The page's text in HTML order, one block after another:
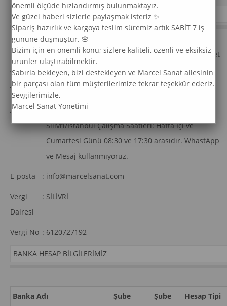
İLETIŞIM
Firma
Adı
: Marcel Oyuncak ve Hediyelik Eşya Sanayi ve Ticaret
Ltd Şti
Telefon : TEL: 0 850 969 33 74
Adres : Mimarsinan Mah. Necati Kartal Çıkmazı no:10 H
Silivri/İstanbul Çalışma Saatleri: Hafta İçi ve
Cumartesi Günü 08:30 ve 17:30 arasıdır. WhastApp
ve Mesaj kullanmıyoruz.
E-posta : info@marcelsanat.com
Vergi
Dairesi
: SİLİVRİ
Vergi No : 6120727192
BANKA HESAP BILGILERIMIZ
Banka Adı
Şube
Şube
Hesap Tipi
önemli ölçüde hızlandırmış bulunmaktayız.
Ve güzel haberi sizlerle paylaşmak isteriz ✨
Sipariş hazırlık ve kargoya teslim süremiz artık SABİT 7 iş
gününe düşmüştür. 🌸
Bizim için en önemli konu; sizlere kaliteli, özenli ve eksiksiz
ürünler ulaştırabilmektir.
Sabırla bekleyen, bizi destekleyen ve Marcel Sanat ailesinin
bir parçası olan tüm müşterilerimize tekrar teşekkür ederiz.
Sevgilerimizle,
Marcel Sanat Yönetimi